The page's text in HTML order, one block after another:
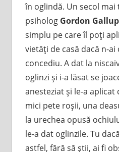
în oglindă. Un secol mai
psiholog Gordon Gallup
simplu pe care îl poţi
vietăţi de casă dacă n-
concediu. A dat la
oglinzi şi i-a lăsat se
anesteziat şi le-a aplicat
mici pete roşii, una
la urechea opusă
le-a dat oglinzile. Tu
astfel, fără să ştii, ai fi